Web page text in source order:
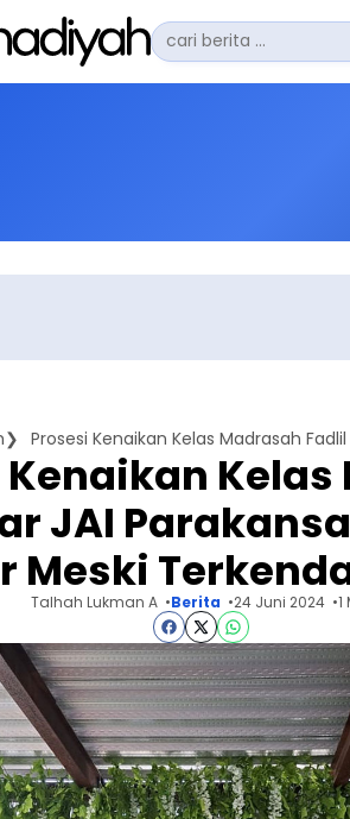
Pencarian
untuk:
Kenaikan
JAI
Meski
Talhah Lukman A Berita 24 Juni 2024 1